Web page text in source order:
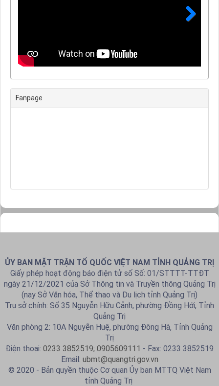
Fanpage
ỦY BAN MẶT TRẬN TỔ QUỐC VIỆT NAM TỈNH QUẢNG TRỊ
Giấy phép hoạt động báo điện tử số Số: 01/STTTT-TTĐT
ngày 21/12/2021 của Sở Thông tin và Truyền thông Quảng Trị
(nay Sở Văn hóa, Thể thao và Du lịch tỉnh Quảng Trị)
Trụ sở chính: Số 35 Nguyễn Hữu Cảnh, phường Đồng Hới, Tỉnh
Quảng Trị
Văn phòng 2: 10A Nguyễn Huệ, phường Đông Hà, Tỉnh Quảng
Trị
Điện thoại: 0233 3852519; 0905609111 - Fax: 0233 3852519
Email: ubmt@quangtri.gov.vn
© 2020 - Bản quyền thuộc Cơ quan Ủy ban MTTQ Việt Nam
tỉnh Quảng Trị